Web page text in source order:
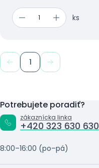
ks
1
Potrebujete poradiť?
zákaznícka linka
+420 323 630 630
8:00–16:00 (po–pá)